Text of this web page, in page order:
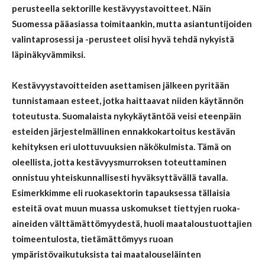
perusteella sektorille kestävyystavoitteet. Näin
Suomessa pääasiassa toimitaankin, mutta asiantuntijoiden
valintaprosessi ja -perusteet olisi hyvä tehdä nykyistä
läpinäkyvämmiksi.
Kestävyystavoitteiden asettamisen jälkeen pyritään
tunnistamaan esteet, jotka haittaavat niiden käytännön
toteutusta.Suomalaista nykykäytäntöä veisi eteenpäin
esteiden järjestelmällinen ennakkokartoitus kestävän
kehityksen eri ulottuvuuksien näkökulmista. Tämä on
oleellista, jotta kestävyysmurroksen toteuttaminen
onnistuu yhteiskunnallisesti hyväksyttävällä tavalla.
Esimerkkimme eli ruokasektorin tapauksessa tällaisia
esteitä ovat muun muassa uskomukset tiettyjen ruoka-
aineiden välttämättömyydestä, huoli maataloustuottajien
toimeentulosta, tietämättömyys ruoan
ympäristövaikutuksista tai maatalouseläinten